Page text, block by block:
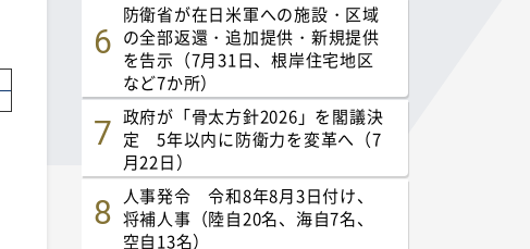
防衛省が在日米軍への施設・区域
の全部返還・追加提供・新規提供
を告示（7月31日、根岸住宅地区
など7か所）
政府が「骨太方針2026」を閣議決
定 5年以内に防衛力を変革へ（7
月22日）
人事発令 令和8年8月3日付け、
将補人事（陸自20名、海自7名、
空自13名）